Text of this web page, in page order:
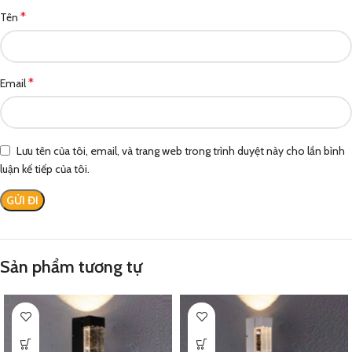
Tên *
Email*
Lưu tên của tôi, email, và trang web trong trình duyệt này cho lần bình
luận kế tiếp của tôi.
Sản phẩm tương tự